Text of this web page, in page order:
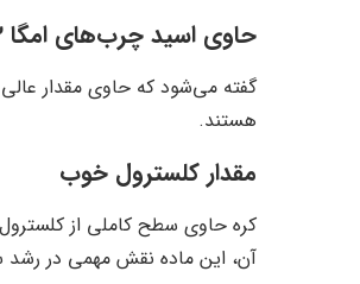
حاوی اسید چرب‌های امگا ۳ و ۶
گفته می‌شود که حاوی مقدار
هستند.
مقدار کلسترول خوب
کره حاوی سطح کاملی از
آن، این ماده نقش مهمی در